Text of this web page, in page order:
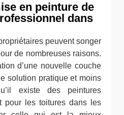
en peinture de
dans
peuvent songer
de nombreuses raisons.
d’une nouvelle couche
solution pratique et moins
existe des peintures
pour les toitures dans les